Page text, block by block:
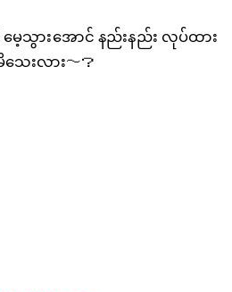
သွားအောင် နည်းနည်း လုပ်ထား
ေးလား〜？